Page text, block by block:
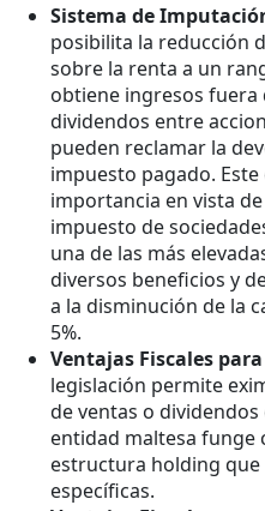
Sistema de
posibilita la reducción
sobre la renta a un
obtiene ingresos
dividendos entre
pueden reclamar la
impuesto pagado.
importancia en vista
impuesto de
una de las más
diversos beneficios y
a la disminución de la
5%.
Ventajas Fiscales
legislación permite
de ventas o
entidad maltesa funge
estructura holding
específicas.